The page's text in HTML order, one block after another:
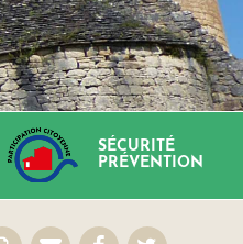
SÉCURITÉ
PRÉVENTION